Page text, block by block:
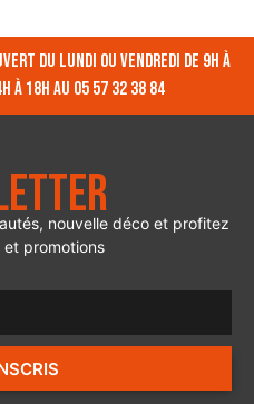
du lundi ou vendredi de 9h à
à 18h au 05 57 32 38 84
nouvelle déco et profitez
promotions